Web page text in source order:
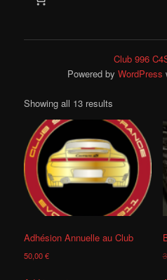
h
Club 996
Powered by WordPress
Showing all 13 results
Adhésion Annuelle au Club
50,00€